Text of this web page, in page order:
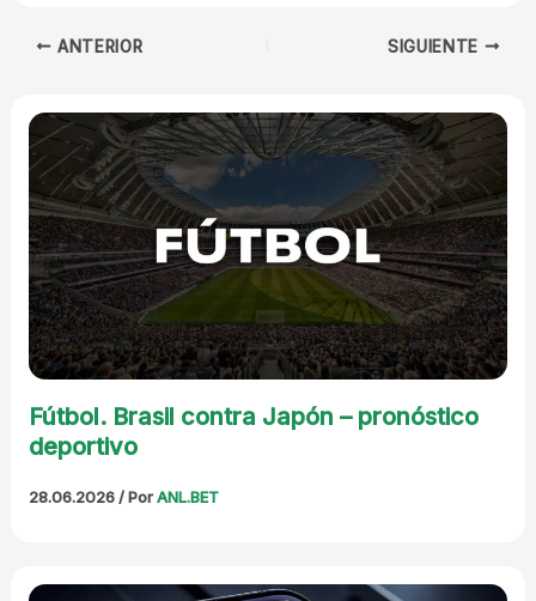
ANTERIOR SIGUIENTE
Fútbol. Brasil contra Japón – pronóstico
deportivo
28.06.2026/ PorANL.BET